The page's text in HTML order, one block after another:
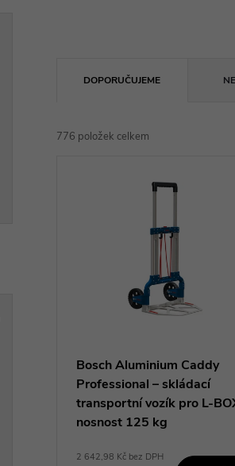
DOPORUČUJEME
776 položek celkem
Bosch Aluminium Caddy
Professional – skládací
transportní vozík pro L-
nosnost 125 kg
2 642,98 Kč bez DPH